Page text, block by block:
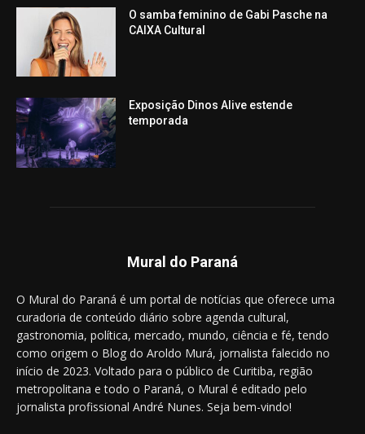
O samba feminino de Gabi Pasche na
CAIXA Cultural
Exposição Dinos Alive estende
temporada
Mural do Paraná
O Mural do Paraná é um portal de notícias que oferece uma
curadoria de conteúdo diário sobre agenda cultural,
gastronomia, política, mercado, mundo, ciência e fé, tendo
como origem o Blog do Aroldo Murá, jornalista falecido no
início de 2023. Voltado para o público de Curitiba, região
metropolitana e todo o Paraná, o Mural é editado pelo
jornalista profissional André Nunes. Seja bem-vindo!